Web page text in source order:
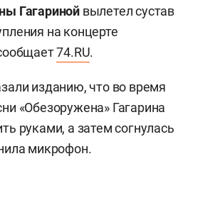
Гагариной вылетел сустав
на концерте
74.RU.
изданию, что во время
«Обезоружена» Гагарина
руками, а затем согнулась
микрофон.